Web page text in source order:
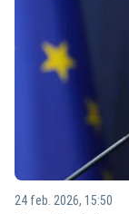
24 feb. 2026, 15:50